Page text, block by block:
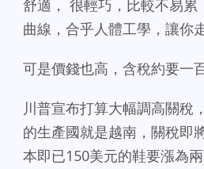
舒適， 很輕巧，比較不易累
曲線，合乎人體工學，讓你
可是價錢也高，含稅約要一
川普宣布打算大幅調高關稅
的生產國就是越南，關稅即
本即已150美元的鞋要漲為